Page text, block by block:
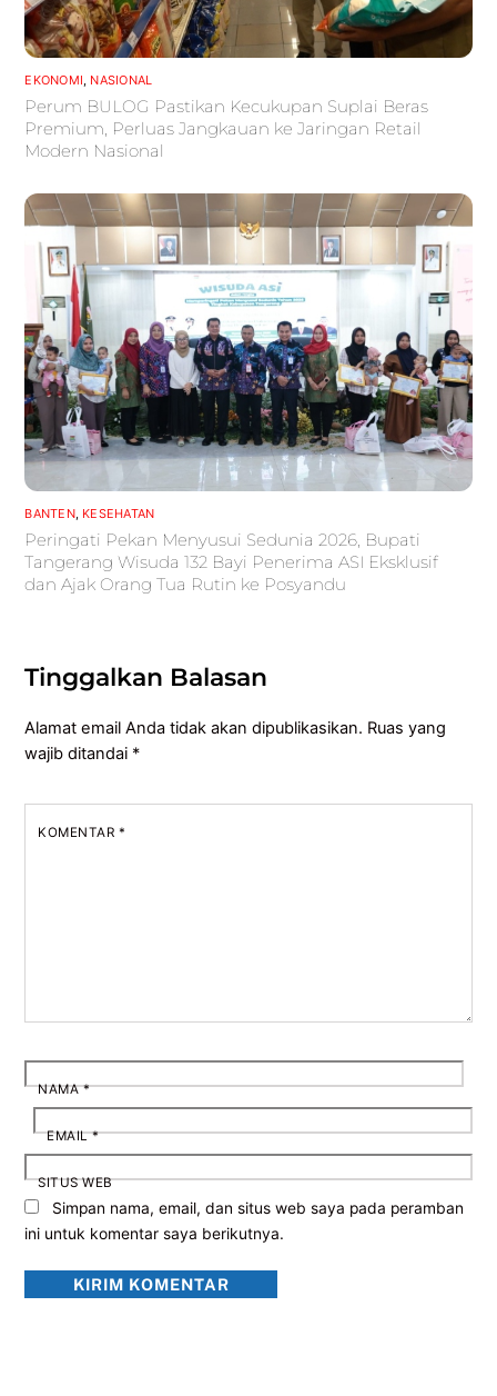
EKONOMI, NASIONAL
Perum BULOG Pastikan Kecukupan Suplai Beras
Premium, Perluas Jangkauan ke Jaringan Retail
Modern Nasional
BANTEN, KESEHATAN
Peringati Pekan Menyusui Sedunia 2026, Bupati
Tangerang Wisuda 132 Bayi Penerima ASI Eksklusif
dan Ajak Orang Tua Rutin ke Posyandu
Tinggalkan Balasan
Alamat email Anda tidak akan dipublikasikan. Ruas yang
wajib ditandai *
KOMENTAR *
NAMA*
EMAIL*
SITUS WEB
Simpan nama, email, dan situs web saya pada peramban
ini untuk komentar saya berikutnya.